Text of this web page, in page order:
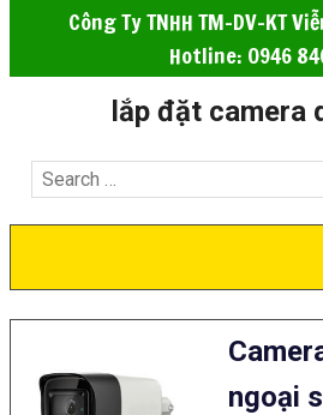
Công Ty TNHH TM-DV-KT
Hotline: 0946
lắp đặt camera
ngoại